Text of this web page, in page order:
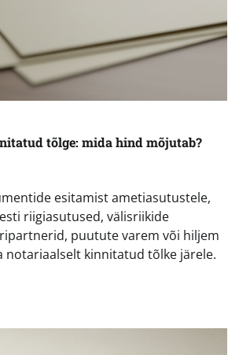
tõlge: mida hind mõjutab?
esitamist ametiasutustele,
riigiasutused, välisriikide
puutute varem või hiljem
notariaalselt kinnitatud tõlke järele.